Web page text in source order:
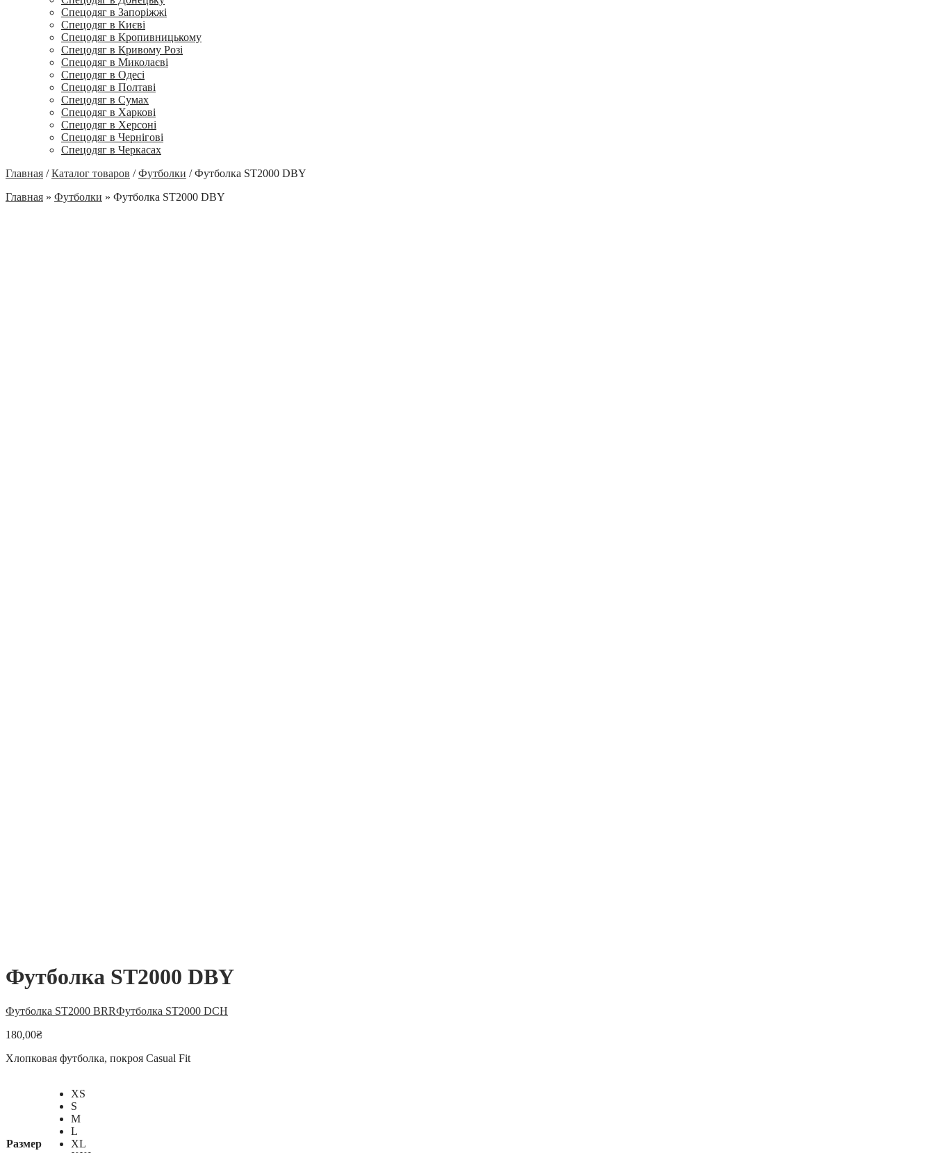
Спецодяг в Запоріжжі
Спецодяг в Києві
Спецодяг в Кропивницькому
Спецодяг в Кривому Розі
Спецодяг в Миколаєві
Спецодяг в Одесі
Спецодяг в Полтаві
Спецодяг в Сумах
Спецодяг в Харкові
Спецодяг в Херсоні
Спецодяг в Чернігові
Спецодяг в Черкасах
Главная / Каталог товаров / Футболки / Футболка ST2000 DBY
Главная » Футболки » Футболка ST2000 DBY
Футболка ST2000 DBY
Футболка ST2000 BRRФутболка ST2000 DCH
180,00₴
Хлопковая футболка, покроя Casual Fit
Размер
XS
S
M
L
XL